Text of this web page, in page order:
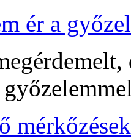
ér a
mérkőzések